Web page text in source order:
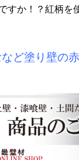
すか！？紅柄を
ど塗り壁の